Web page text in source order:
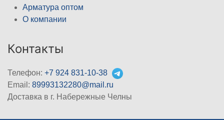
Арматура оптом
О компании
Контакты
Телефон: +7 924 831-10-38
Email: 89993132280@mail.ru
Доставка в г. Набережные Челны